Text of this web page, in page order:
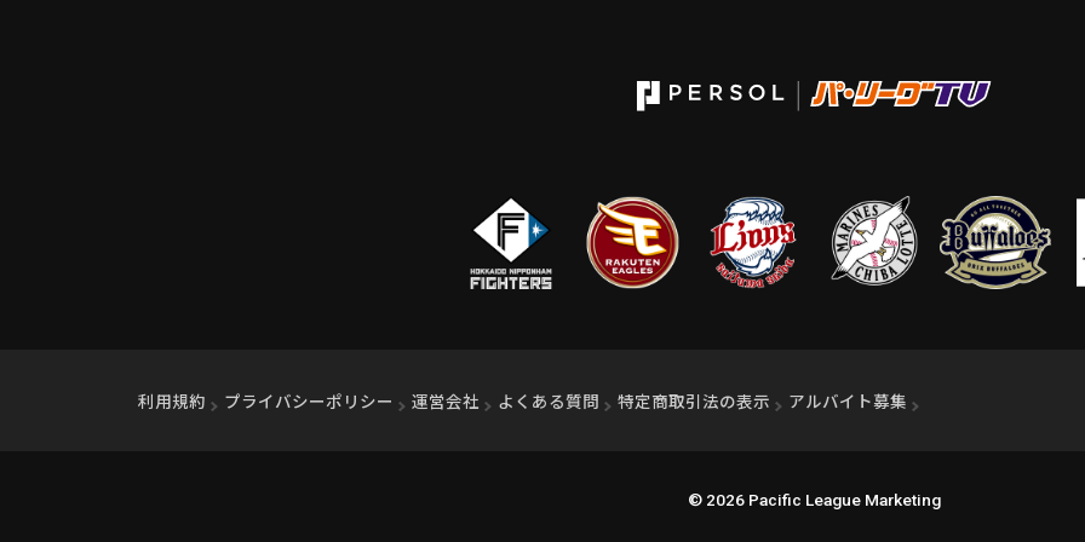
利用規約 プライバシーポリシー 運営会社 （別ウィンドウで開く）
よくある質問 特定商取引法の表示 アルバイト募集 （別ウィンドウで開く
© 2026 Pacific League Marketing